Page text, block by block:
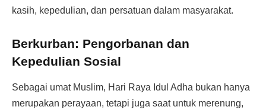
kasih, kepedulian, dan persatuan dalam masyarakat.
Berkurban: Pengorbanan dan
Kepedulian Sosial
Sebagai umat Muslim, Hari Raya Idul Adha bukan hanya
merupakan perayaan, tetapi juga saat untuk merenung,